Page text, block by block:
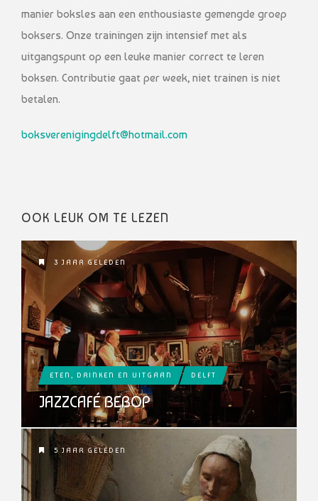
manier boksles aan een enthousiaste gemengde groep
boksers. Onze trainingen zijn intensief met als
uitgangspunt op een leuke manier correct te leren
boksen. Contributie gaat per week, niet trainen is niet
betalen.
boksverenigingdelft@hotmail.com
OOK LEUK OM TE LEZEN
3 JAAR GELEDEN
ETEN, DRINKEN EN UITGAAN DELFT
JAZZCAFÉ BEBOP
5 JAAR GELEDEN